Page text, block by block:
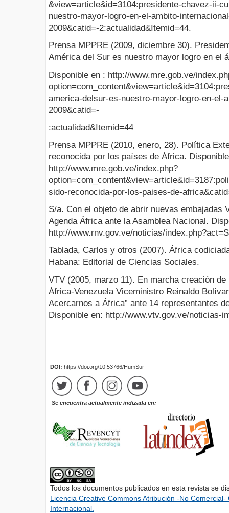
&view=article&id=3104:presidente-chavez-ii-
nuestro-mayor-logro-en-el-ambito-
2009&catid=-2:actualidad&Itemid=44.
Prensa MPPRE (2009, diciembre 30).
América del Sur es nuestro mayor logro en el
Disponible en : http://www.mre.gob.ve/
america-delsur-es-nuestro-mayor-logro-en-el-
2009&catid=-
:actualidad&Itemid=44
Prensa MPPRE (2010, enero, 28). Política
reconocida por los países de África.
http://www.mre.gob.ve/index.php?
sido-reconocida-por-los-paises-de-
S/a. Con el objeto de abrir nuevas embajadas
Agenda África ante la Asamblea Nacional.
http://www.rnv.gov.ve/noticias/
Tablada, Carlos y otros (2007). África
Habana: Editorial de Ciencias Sociales.
VTV (2005, marzo 11). En marcha creación
África-Venezuela Viceministro Reinaldo
Acercarnos a África” ante 14 representantes
Disponible en: http://www.vtv.gov.ve/noticias-
DOI: https://doi.org/10.53766/HumSur
Se encuentra actualmente indizada en:
Todos los documentos publicados en esta revista se
Licencia Creative Commons Atribución -No
Internacional.